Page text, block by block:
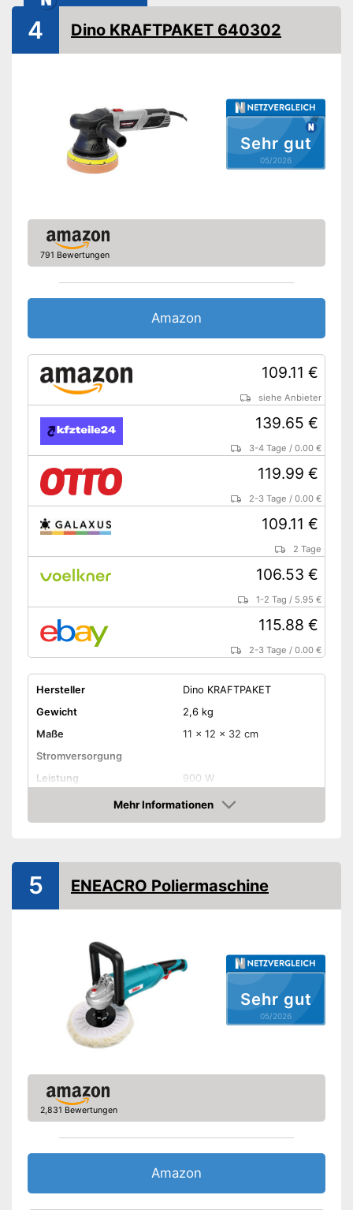
Softgrip
Schleifteller inklusive
Kabellos
Angenehme Handhabung
Nachteile
Schleifteller enthalten
Sehr gut
05/2026
4 Dino KRAFTPAKET 640302
791 Bewertungen
Amazon
109.11 €
siehe Anbieter
139.65 €
3-4 Tage /0.00 €
119.99 €
2-3 Tage /0.00 €
109.11 €
2 Tage
106.53 €
1-2 Tag / 5.95 €
115.88 €
2-3 Tage /0.00 €
Hersteller
Dino KRAFTPAKET
Gewicht
2,6 kg
Maße
11 x 12 x 32 cm
Stromversorgung
Leistung
900 W
Gummischleifteller
Softgrip
Amazon Lieferzeit
siehe Anbieter
Mehr Informationen
Amazon
Sehr gut
05/2026
5 ENEACRO Poliermaschine
2,831 Bewertungen
Amazon